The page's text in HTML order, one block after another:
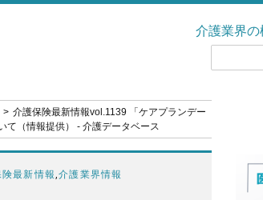
介護業界
介護保険最新情報vol.1139 「ケアプランデー
て（情報提供） - 介護データベース
険最新情報,介護業界情報